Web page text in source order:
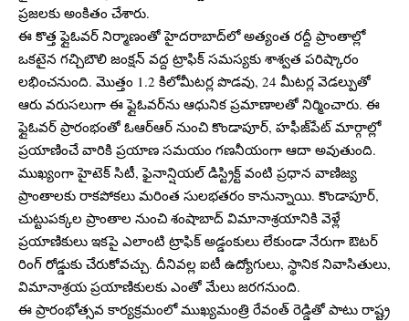
ప్రజలకు అంకితం చేశారు.
ఈ కొత్త ఫ్లైఓవర్‌ నిర్మాణంతో హైదరాబాద్‌లో అత్యంత రద్దీ ప్రాంతాల్లో
ఒకటైన గచ్చిబౌలి జంక్షన్ వద్ద ట్రాఫిక్ సమస్యకు శాశ్వత పరిష్కారం
లభించనుంది. మొత్తం 1.2 కిలోమీటర్ల పొడవు, 24 మీటర్ల వెడల్పుతో
ఆరు వరుసలుగా ఈ ఫ్లైఓవర్‌ను ఆధునిక ప్రమాణాలతో నిర్మించారు. ఈ
ఫ్లైఓవర్ ప్రారంభంతో ఓఆర్‌ఆర్ నుంచి కొండాపూర్, హఫీజ్‌పేట్ మార్గాల్లో
ప్రయాణించే వారికి ప్రయాణ సమయం గణనీయంగా ఆదా అవుతుంది.
ముఖ్యంగా హైటెక్ సిటీ, ఫైనాన్షియల్ డిస్ట్రిక్ట్ వంటి ప్రధాన వాణిజ్య
ప్రాంతాలకు రాకపోకలు మరింత సులభతరం కానున్నాయి. కొండాపూర్,
చుట్టుపక్కల ప్రాంతాల నుంచి శంషాబాద్ విమానాశ్రయానికి వెళ్లే
ప్రయాణికులు ఇకపై ఎలాంటి ట్రాఫిక్ అడ్డంకులు లేకుండా నేరుగా ఔటర్
రింగ్ రోడ్డుకు చేరుకోవచ్చు. దీనివల్ల ఐటీ ఉద్యోగులు, స్థానిక నివాసితులు,
విమానాశ్రయ ప్రయాణికులకు ఎంతో మేలు జరగనుంది.
ఈ ప్రారంభోత్సవ కార్యక్రమంలో ముఖ్యమంత్రి రేవంత్ రెడ్డితో పాటు రాష్ట్ర